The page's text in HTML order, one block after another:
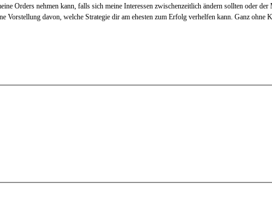
Orders nehmen kann, falls sich meine Interessen zwischenzeitlich ändern sollten oder
Vorstellung davon, welche Strategie dir am ehesten zum Erfolg verhelfen kann. Ganz